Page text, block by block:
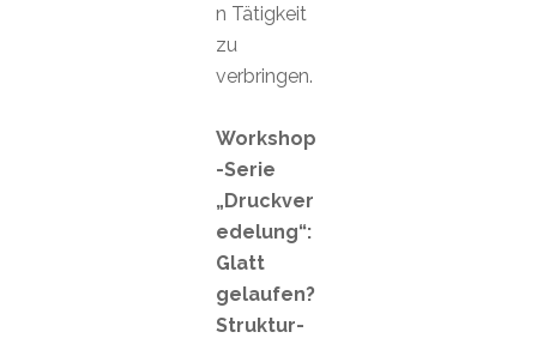
n Tätigkeit
zu
verbringen.
Workshop
-Serie
„Druckver
edelung“:
Glatt
gelaufen?
Struktur-